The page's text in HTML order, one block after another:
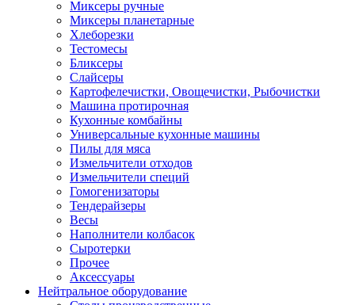
Миксеры ручные
Миксеры планетарные
Хлеборезки
Тестомесы
Бликсеры
Слайсеры
Картофелечистки, Овощечистки, Рыбочистки
Машина протирочная
Кухонные комбайны
Универсальные кухонные машины
Пилы для мяса
Измельчители отходов
Измельчители специй
Гомогенизаторы
Тендерайзеры
Весы
Наполнители колбасок
Сыротерки
Прочее
Аксессуары
Нейтральное оборудование